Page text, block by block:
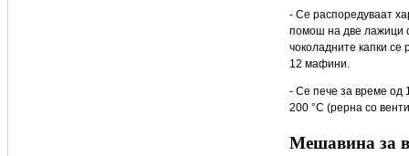
- Се распоредуваат
помош на две лажици
чоколадните капки
12 мафини.
- Се пече за време од
200 °C (рерна со
Мешавина за